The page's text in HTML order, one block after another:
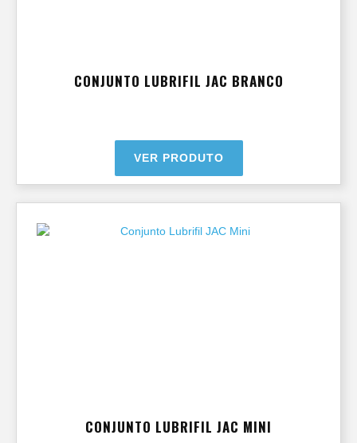
CONJUNTO LUBRIFIL JAC BRANCO
VER PRODUTO
CONJUNTO LUBRIFIL JAC MINI